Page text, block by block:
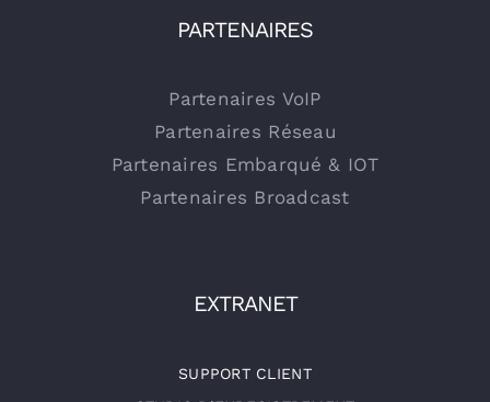
PARTENAIRES
Partenaires VoIP
Partenaires Réseau
Partenaires Embarqué & IOT
Partenaires Broadcast
EXTRANET
SUPPORT CLIENT